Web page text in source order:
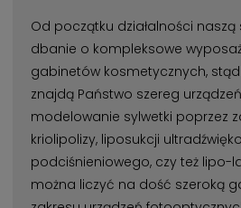
Od początku działalności
dbanie o kompleksowe
gabinetów kosmetycznych,
znajdą Państwo szereg
modelowanie sylwetki poprzez
kriolipolizy, liposukcji
podciśnieniowego, czy też
można liczyć na dość szeroką